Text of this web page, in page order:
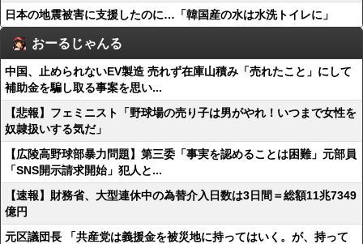
日本の地震被害に支援したのに…「韓国産の水は水洗トイレに」
おーるじゃんる
中国、止められないEV製造 売れず在庫山積み「売れたこと」にして
補助金を騙し取る事案を思い...
【悲報】フェミニスト「野球場の売り子は男がやれ！いつまで女性を
奴隷扱いする気だ」
【広陵高野球部暴力問題】第三委「事実を認めることは困難」元部員
「SNS開示請求開始」犯人と...
【速報】財務省、大型連休中の為替介入日数は3日間＝総額11兆7349
億円
元区議団長 「共産党は義援金を被災地に持ってはいく。が、持って